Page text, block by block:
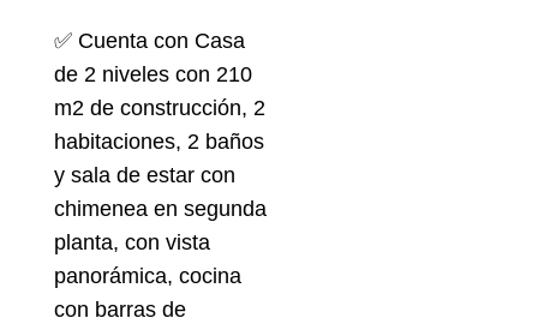
✅ Cuenta con Casa
de 2 niveles con 210
m2 de construcción, 2
habitaciones, 2 baños
y sala de estar con
chimenea en segunda
planta, con vista
panorámica, cocina
con barras de